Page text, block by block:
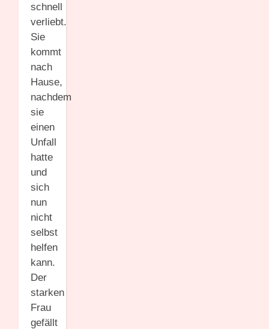
schnell
verliebt.
Sie
kommt
nach
Hause,
nachdem
sie
einen
Unfall
hatte
und
sich
nun
nicht
selbst
helfen
kann.
Der
starken
Frau
gefällt